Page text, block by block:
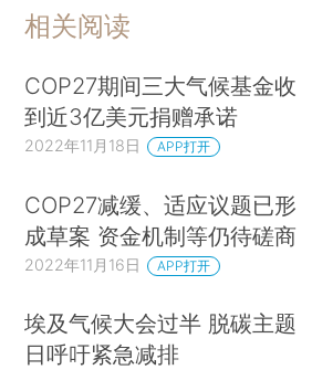
相关阅读
COP27期间三大气候基金收
到近3亿美元捐赠承诺
2022年11月18日 APP打开
COP27减缓、适应议题已形
成草案 资金机制等仍待磋商
2022年11月16日 APP打开
埃及气候大会过半 脱碳主题
日呼吁紧急减排